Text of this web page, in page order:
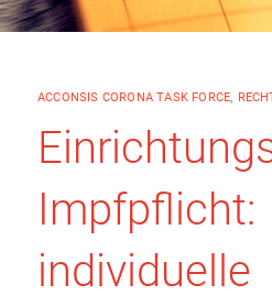
ACCONSIS CORONA TASK FORCE,
Impfpflicht:
individuelle